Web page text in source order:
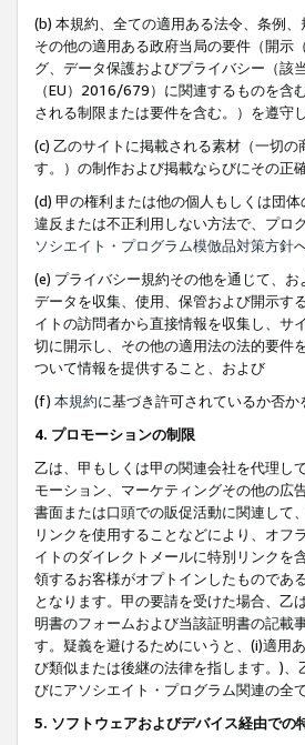
(b) 本規約、全ての適用ある法令、条例
その他の適用ある政府当局の要件（開示
グ、データ保護およびプライバシー（該
（EU）2016/679）に関連するものを含
される制限または要件を含む。）を遵守
(c) 乙のサイトに掲載される素材（一切
す。）の制作および掲載ならびにその正
(d) 甲の権利または他の個人もしくは団
違反または不正利用しない方法で、プロ
ソシエイト・プログラム模倣品対策方針
(e) プライバシー規約その他を通じて、
データを収集、使用、保管および開示す
イトの訪問者から直接情報を収集し、サ
切に開示し、その他の適用法の法的要件
ついて情報を提供すること、および
(f) 本規約に基づき許可されているか否
4. プロモーションの制限
乙は、甲もしくは甲の関連会社を代理し
モーション、マーケティングその他の広
書面または口頭での販促活動に関連して
リンクを使用することなどにより、オフ
イトのダイレクトメールに特別リンクを
領するお客様がオプトインしたものであ
となります。甲の要請を受けた場合、乙
明書のフォームおよび当該証明書の記載
す。疑義を避けるためにいうと、(i)適用
び類似または後継の法律を指します。)
びにアソシエイト・プログラム関連の全
5. ソフトウェアおよびデバイス経由での